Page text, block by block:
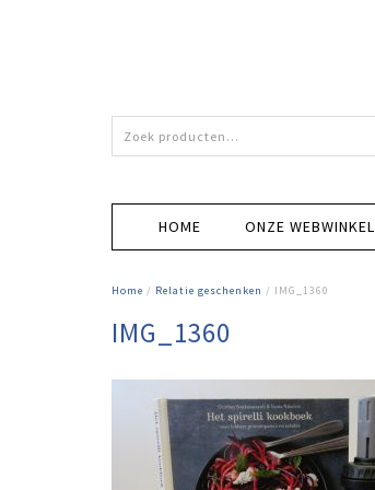
Zoeken
naar:
HOME ONZE WEBWINKEL
Home / Relatie geschenken / IMG_1360
IMG_1360